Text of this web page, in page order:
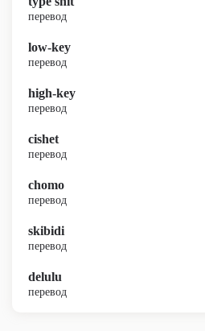
перевод
low-key
перевод
high-key
перевод
cishet
перевод
chomo
перевод
skibidi
перевод
delulu
перевод